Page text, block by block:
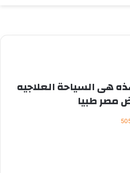
هى السياحة العلاجيه
مصر طبيا